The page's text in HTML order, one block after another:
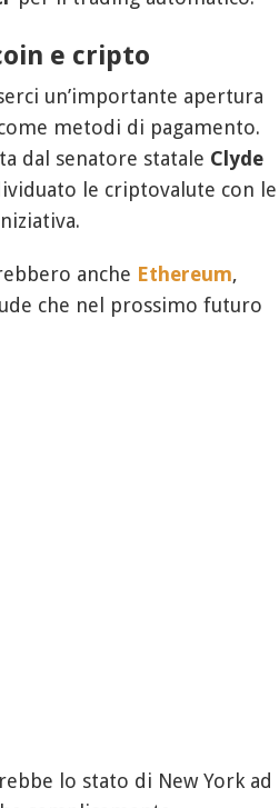
e cripto
un’importante apertura
metodi di pagamento.
dal senatore statale Clyde
le criptovalute con le
anche Ethereum,
che nel prossimo futuro
lo stato di New York ad